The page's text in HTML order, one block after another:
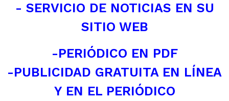
- SERVICIO DE NOTICIAS EN SU
SITIO WEB
-PERIÓDICO EN PDF
-PUBLICIDAD GRATUITA EN LÍNEA
Y EN EL PERIÓDICO